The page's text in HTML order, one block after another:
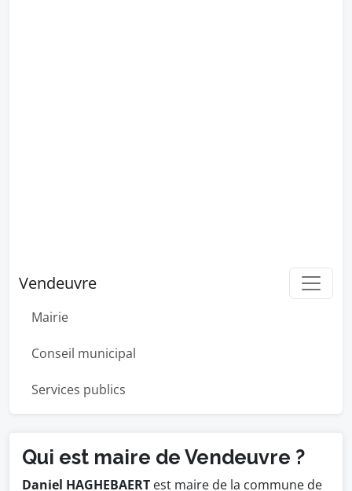
Vendeuvre
Mairie
Conseil municipal
Services publics
Qui est maire de Vendeuvre ?
Daniel HAGHEBAERT est maire de la commune de